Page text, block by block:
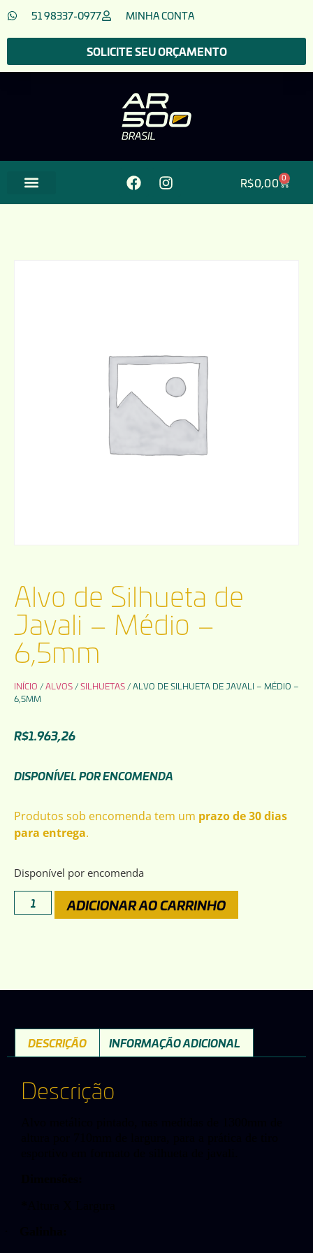
51 98337-0977 MINHA CONTA
SOLICITE SEU ORÇAMENTO
R$0,00 0
Alvo de Silhueta de
Javali – Médio –
6,5mm
INÍCIO /ALVOS /SILHUETAS / ALVO DE SILHUETA DE JAVALI – MÉDIO –
6,5MM
R$1.963,26
DISPONÍVEL POR ENCOMENDA
Produtos sob encomenda tem um prazo de 30 dias
para entrega.
Disponível por encomenda
ADICIONAR AO CARRINHO
DESCRIÇÃO INFORMAÇÃO ADICIONAL
Descrição